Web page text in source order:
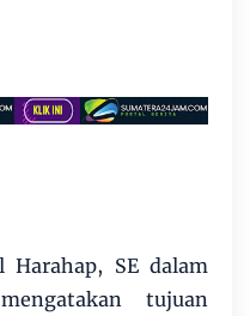
Harahap, SE dalam
tujuan